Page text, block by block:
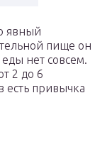
явный
пище он
еды нет совсем.
2 до 6
есть привычка